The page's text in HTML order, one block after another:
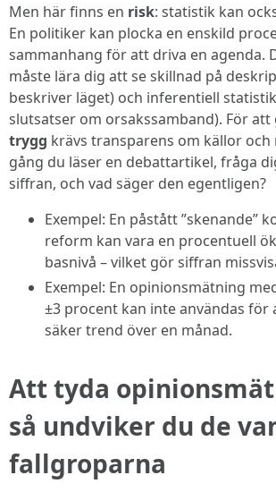
Men här finns en risk: statistik kan
En politiker kan plocka en enskild
sammanhang för att driva en agenda.
måste lära dig att se skillnad på
beskriver läget) och inferentiell
slutsatser om orsakssamband). För
trygg krävs transparens om källor och
gång du läser en debattartikel, fråga
siffran, och vad säger den egentligen?
Exempel: En påstått ”skenande”
reform kan vara en procentuell
basnivå – vilket gör siffran
Exempel: En opinionsmätning
±3 procent kan inte användas för
säker trend över en månad.
Att tyda
så undviker du de
fallgroparna